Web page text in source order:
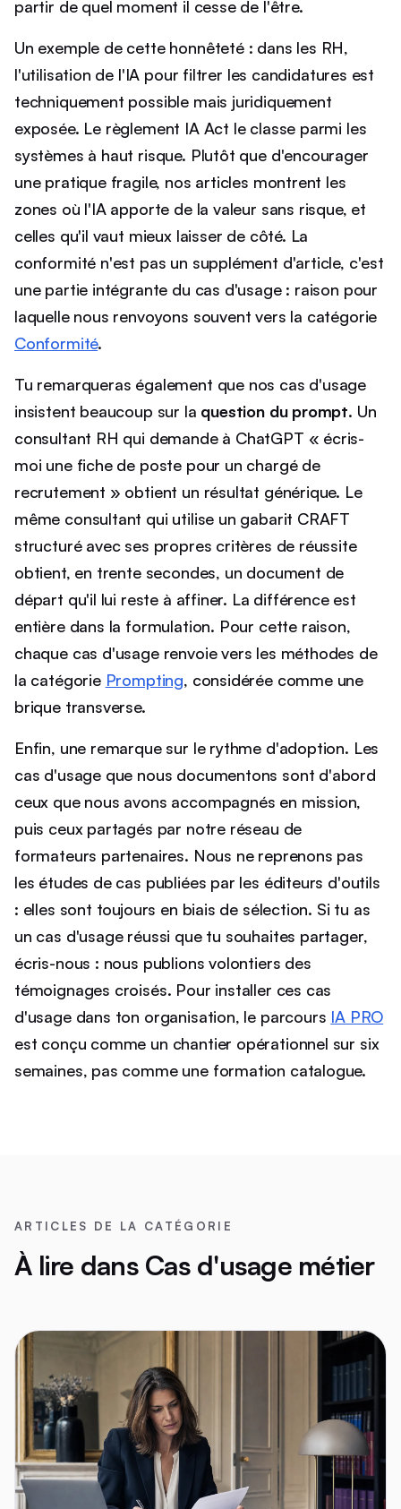
partir de quel moment il cesse de l'être.
Un exemple de cette honnêteté : dans les RH,
l'utilisation de l'IA pour filtrer les candidatures est
techniquement possible mais juridiquement
exposée. Le règlement IA Act le classe parmi les
systèmes à haut risque. Plutôt que d'encourager
une pratique fragile, nos articles montrent les
zones où l'IA apporte de la valeur sans risque, et
celles qu'il vaut mieux laisser de côté. La
conformité n'est pas un supplément d'article, c'est
une partie intégrante du cas d'usage : raison pour
laquelle nous renvoyons souvent vers la catégorie
Conformité.
Tu remarqueras également que nos cas d'usage
insistent beaucoup sur la question du prompt. Un
consultant RH qui demande à ChatGPT « écris-
moi une fiche de poste pour un chargé de
recrutement » obtient un résultat générique. Le
même consultant qui utilise un gabarit CRAFT
structuré avec ses propres critères de réussite
obtient, en trente secondes, un document de
départ qu'il lui reste à affiner. La différence est
entière dans la formulation. Pour cette raison,
chaque cas d'usage renvoie vers les méthodes de
la catégorie Prompting, considérée comme une
brique transverse.
Enfin, une remarque sur le rythme d'adoption. Les
cas d'usage que nous documentons sont d'abord
ceux que nous avons accompagnés en mission,
puis ceux partagés par notre réseau de
formateurs partenaires. Nous ne reprenons pas
les études de cas publiées par les éditeurs d'outils
: elles sont toujours en biais de sélection. Si tu as
un cas d'usage réussi que tu souhaites partager,
écris-nous : nous publions volontiers des
témoignages croisés. Pour installer ces cas
d'usage dans ton organisation, le parcours IA PRO
est conçu comme un chantier opérationnel sur six
semaines, pas comme une formation catalogue.
ARTICLES DE LA CATÉGORIE
À lire dans Cas d'usage métier